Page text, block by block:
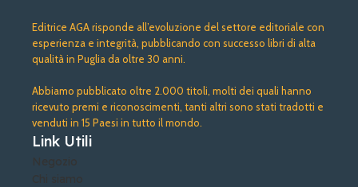
Editrice AGA risponde all’evoluzione del settore editoriale con
esperienza e integrità, pubblicando con successo libri di alta
qualità in Puglia da oltre 30 anni.
Abbiamo pubblicato oltre 2.000 titoli, molti dei quali hanno
ricevuto premi e riconoscimenti, tanti altri sono stati tradotti e
venduti in 15 Paesi in tutto il mondo.
Link Utili
Negozio
Chi siamo